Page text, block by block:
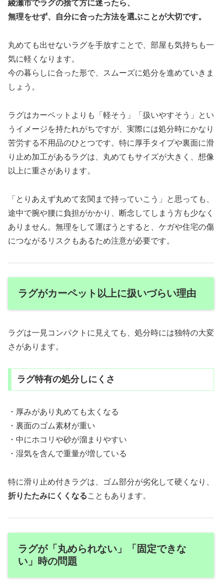
綾瀬市でラグの捨て方に迷ったら、
無理をせず、自分に合った方法を選ぶことが大切です。
丸めても出せないラグを手放すことで、部屋も気持ちも一
気に軽くなります。
今の暮らしに合った形で、スムーズに処分を進めていきま
しょう。
ラグはカーペットよりも「軽そう」「扱いやすそう」とい
うイメージを持たれがちですが、実際には処分時にかなり
苦労する不用品のひとつです。特に厚手タイプや裏面に滑
り止め加工があるラグは、丸めてもサイズが大きく、想像
以上に重さがあります。
「とりあえず丸めて玄関まで持っていこう」と思っても、
途中で腕や腰に負担がかかり、断念してしまう方も少なく
ありません。無理をして運ぼうとすると、ケガや住宅の傷
につながるリスクもあるため注意が必要です。
ラグがカーペット以上に扱いづらい理由
ラグは一見コンパクトに見えても、処分時には独特の大変
さがあります。
ラグ特有の処分しにくさ
・厚みがあり丸めても太くなる
・裏面のゴム素材が重い
・中にホコリや砂が溜まりやすい
・湿気を含んで重量が増している
特に滑り止め付きラグは、ゴム部分が劣化して硬くなり、
折りたたみにくくなることもあります。
ラグが「丸められない」「固定できな
い」時の問題